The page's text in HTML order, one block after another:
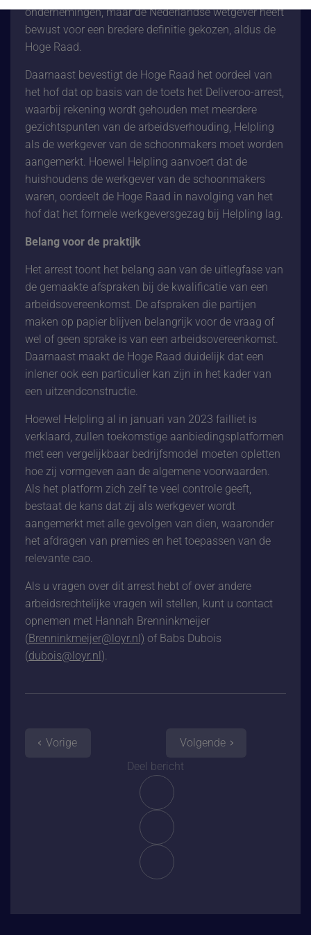
ondernemingen, maar de Nederlandse wetgever heeft
bewust voor een bredere definitie gekozen, aldus de
Hoge Raad.
Daarnaast bevestigt de Hoge Raad het oordeel van
het hof dat op basis van de toets het Deliveroo-arrest,
waarbij rekening wordt gehouden met meerdere
gezichtspunten van de arbeidsverhouding, Helpling
als de werkgever van de schoonmakers moet worden
aangemerkt. Hoewel Helpling aanvoert dat de
huishoudens de werkgever van de schoonmakers
waren, oordeelt de Hoge Raad in navolging van het
hof dat het formele werkgeversgezag bij Helpling lag.
Belang voor de praktijk
Het arrest toont het belang aan van de uitlegfase van
de gemaakte afspraken bij de kwalificatie van een
arbeidsovereenkomst. De afspraken die partijen
maken op papier blijven belangrijk voor de vraag of
wel of geen sprake is van een arbeidsovereenkomst.
Daarnaast maakt de Hoge Raad duidelijk dat een
inlener ook een particulier kan zijn in het kader van
een uitzendconstructie.
Hoewel Helpling al in januari van 2023 failliet is
verklaard, zullen toekomstige aanbiedingsplatformen
met een vergelijkbaar bedrijfsmodel moeten opletten
hoe zij vormgeven aan de algemene voorwaarden.
Als het platform zich zelf te veel controle geeft,
bestaat de kans dat zij als werkgever wordt
aangemerkt met alle gevolgen van dien, waaronder
het afdragen van premies en het toepassen van de
relevante cao.
Als u vragen over dit arrest hebt of over andere
arbeidsrechtelijke vragen wil stellen, kunt u contact
opnemen met Hannah Brenninkmeijer
(Brenninkmeijer@loyr.nl) of Babs Dubois
(dubois@loyr.nl).
Vorige
Deel bericht
Volgende